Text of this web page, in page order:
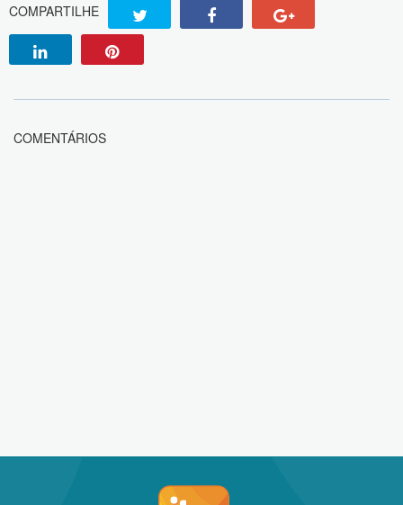
COMPARTILHE
COMENTÁRIOS